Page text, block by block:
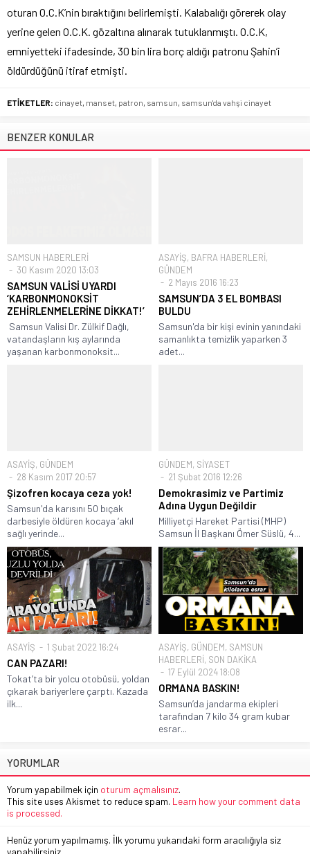
oturan O.C.K’nin bıraktığını belirlemişti. Kalabalığı görerek olay
yerine gelen O.C.K. gözaltına alınarak tutuklanmıştı. O.C.K,
emniyetteki ifadesinde, 30 bin lira borç aldığı patronu Şahin’i
öldürdüğünü itiraf etmişti.
ETİKETLER: cinayet manset patron samsun samsun'da vahşi cinayet
BENZER KONULAR
SAMSUN HABERLERİ
30 Kasım 2020 13:03
SAMSUN VALİSİ UYARDI
‘KARBONMONOKSİT
ZEHİRLENMELERİNE DİKKAT!’
Samsun Valisi Dr. Zülkif Dağlı,
vatandaşların kış aylarında
yaşanan karbonmonoksit...
ASAYİŞ, BAFRA HABERLERİ,
GÜNDEM
2 Mayıs 2016 16:23
SAMSUN’DA 3 EL BOMBASI
BULDU
Samsun'da bir kişi evinin yanındaki
samanlıkta temizlik yaparken 3
adet...
ASAYİŞ, GÜNDEM
28 Kasım 2017 20:57
Şizofren kocaya ceza yok!
Samsun'da karısını 50 bıçak
darbesiyle öldüren kocaya ‘akıl
sağlı yerinde...
GÜNDEM, SİYASET
21 Şubat 2016 12:26
Demokrasimiz ve Partimiz
Adına Uygun Değildir
Milliyetçi Hareket Partisi (MHP)
Samsun İl Başkanı Ömer Süslü, 4...
ASAYİŞ 1 Şubat 2022 16:24
CAN PAZARI!
Tokat’ta bir yolcu otobüsü, yoldan
çıkarak bariyerlere çarptı. Kazada
ilk...
ASAYİŞ, GÜNDEM, SAMSUN
HABERLERİ, SON DAKİKA
17 Eylül 2024 18:08
ORMANA BASKIN!
Samsun’da jandarma ekipleri
tarafından 7 kilo 34 gram kubar
esrar...
YORUMLAR
Yorum yapabilmek için oturum açmalısınız.
This site uses Akismet to reduce spam. Learn how your comment data
is processed.
Henüz yorum yapılmamış. İlk yorumu yukarıdaki form aracılığıyla siz
yapabilirsiniz.